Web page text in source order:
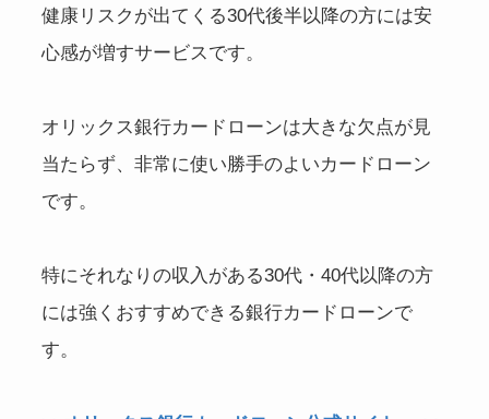
健康リスクが出てくる30代後半以降の方には安
心感が増すサービスです。
オリックス銀行カードローンは大きな欠点が見
当たらず、非常に使い勝手のよいカードローン
です。
特にそれなりの収入がある30代・40代以降の方
には強くおすすめできる銀行カードローンで
す。